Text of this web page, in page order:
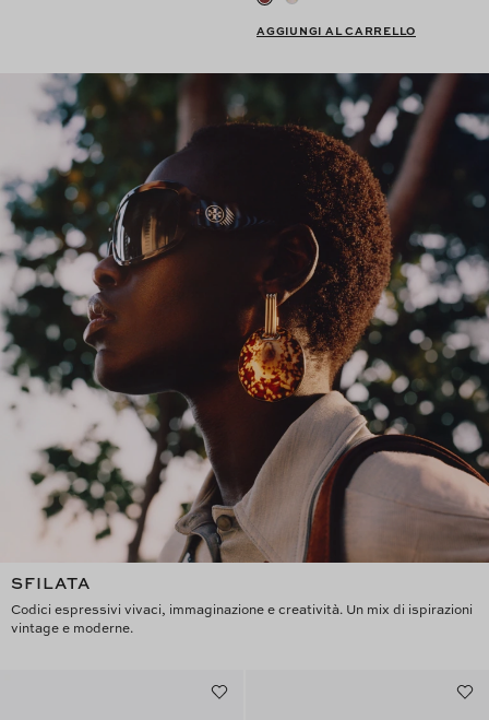
AGGIUNGI AL CARRELLO
SFILATA
Codici espressivi vivaci, immaginazione e creatività. Un mix di ispirazioni
vintage e moderne.